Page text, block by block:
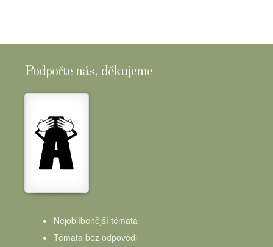
Podpořte nás, děkujeme
Nejoblíbenější témata
Témata bez odpovědi